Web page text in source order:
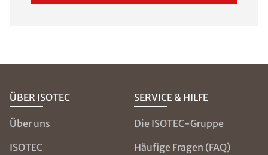
ÜBER ISOTEC
Über uns
ISOTEC
SERVICE & HILFE
Die ISOTEC-Gruppe
Häufige Fragen (FAQ)